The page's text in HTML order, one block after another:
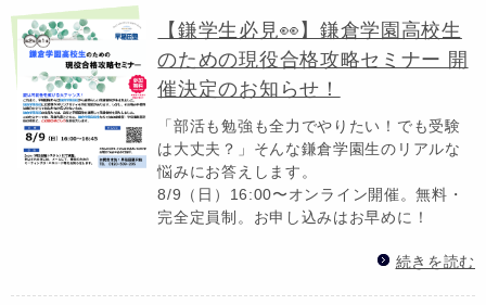
【鎌学生必見👀】鎌倉学園高校生
のための現役合格攻略セミナー 開
催決定のお知らせ！
「部活も勉強も全力でやりたい！でも受験
は大丈夫？」そんな鎌倉学園生のリアルな
悩みにお答えします。
8/9（日）16:00〜オンライン開催。無料・
完全定員制。お申し込みはお早めに！
続きを読む